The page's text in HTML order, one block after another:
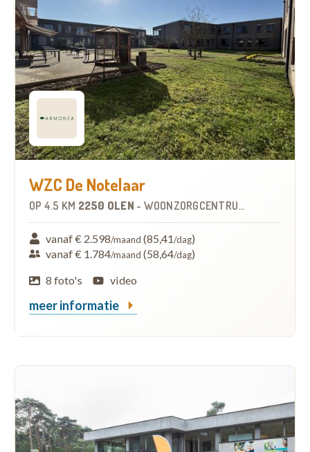
WZC De Notelaar
OP 4.5 KM 2250 OLEN - WOONZORGCENTRUM (WZC)
vanaf € 2.598/maand (85,41/dag)
vanaf € 1.784/maand (58,64/dag)
8 foto's
video
meer informatie